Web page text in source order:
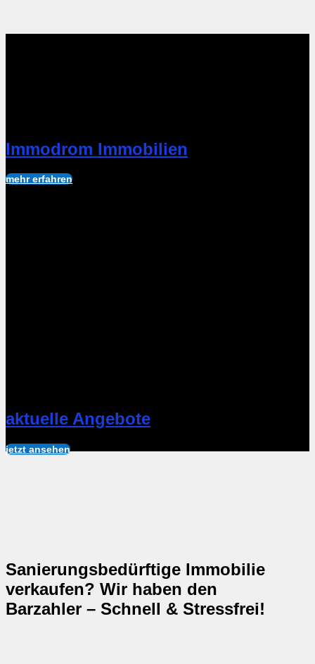
Immodrom Immobilien
mehr erfahren
aktuelle Angebote
jetzt ansehen
Sanierungsbedürftige Immobilie
verkaufen? Wir haben den
Barzahler – Schnell & Stressfrei!